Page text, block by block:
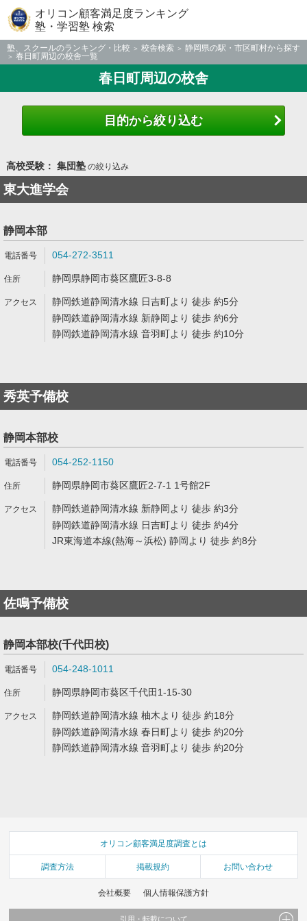
オリコン顧客満足度ランキング
塾・学習塾 検索
塾、スクールのランキング・比較 校舎検索
静岡県の駅・市区町村から探す
春日町周辺の校舎一覧
春日町周辺の校舎
目的から絞り込む
高校受験： 集団塾の絞り込み
東大進学会
静岡本部
054-272-3511
静岡県静岡市葵区鷹匠3-8-8
静岡鉄道静岡清水線 日吉町より 徒歩 約5分
静岡鉄道静岡清水線 新静岡より 徒歩 約6分
静岡鉄道静岡清水線 音羽町より 徒歩 約10分
秀英予備校
静岡本部校
054-252-1150
静岡県静岡市葵区鷹匠2-7-1 1号館2F
静岡鉄道静岡清水線 新静岡より 徒歩 約3分
静岡鉄道静岡清水線 日吉町より 徒歩 約4分
JR東海道本線(熱海～浜松) 静岡より 徒歩 約8分
佐鳴予備校
静岡本部校(千代田校)
054-248-1011
静岡県静岡市葵区千代田1-15-30
静岡鉄道静岡清水線 柚木より 徒歩 約18分
静岡鉄道静岡清水線 春日町より 徒歩 約20分
静岡鉄道静岡清水線 音羽町より 徒歩 約20分
オリコン顧客満足度調査とは
調査方法 掲載規約 お問い合わせ
会社概要 個人情報保護方針
引用・転載について